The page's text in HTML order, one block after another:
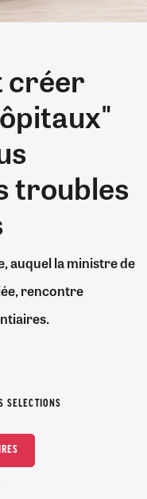
créer
troubles
auquel la ministre de
rencontre
SELECTIONS